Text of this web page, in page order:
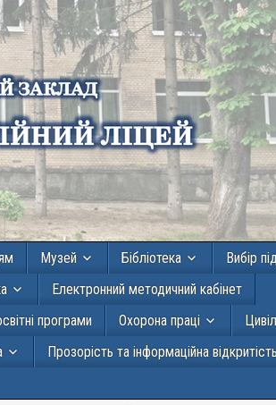
Музей Бібліотека
Вибір
Електронний методичний кабінет
програми Охорона праці
Прозорість та інформаційна відкритість